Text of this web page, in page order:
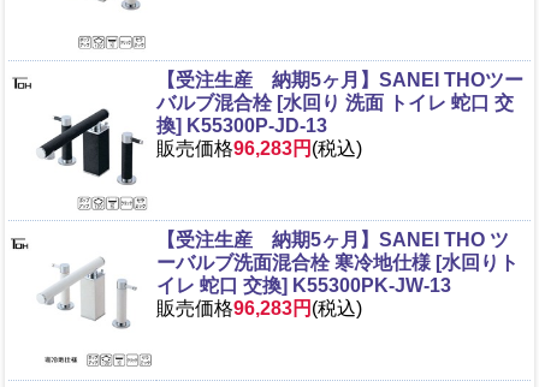
【受注生産 納期5ヶ月】SANEI THOツー
バルブ混合栓 [水回り 洗面 トイレ 蛇口 交
換] K55300P-JD-13
販売価格96,283円 (税込)
【受注生産 納期5ヶ月】SANEI THO ツ
ーバルブ洗面混合栓 寒冷地仕様 [水回りト
イレ 蛇口 交換] K55300PK-JW-13
販売価格96,283円 (税込)